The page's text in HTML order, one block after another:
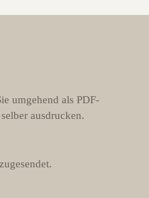
umgehend als PDF-
ausdrucken.